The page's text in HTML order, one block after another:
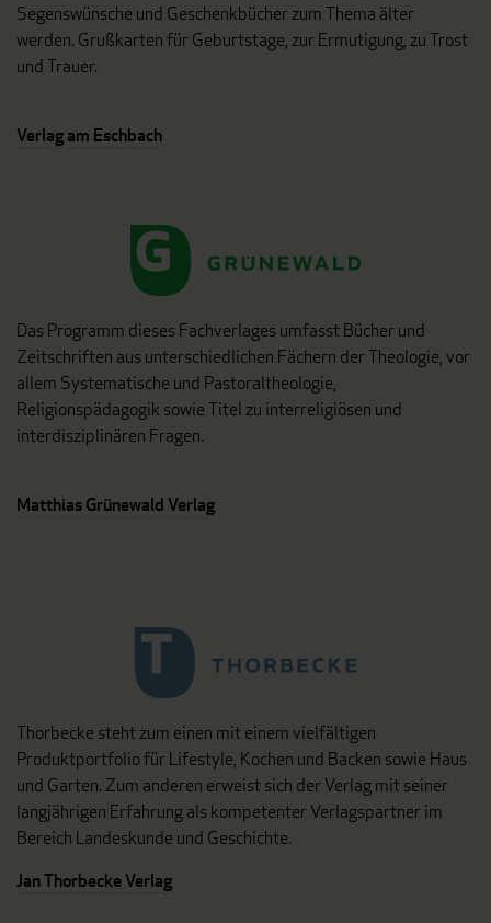
Segenswünsche und Geschenkbücher zum Thema älter
werden. Grußkarten für Geburtstage, zur Ermutigung, zu Trost
und Trauer.
Verlag am Eschbach
Das Programm dieses Fachverlages umfasst Bücher und
Zeitschriften aus unterschiedlichen Fächern der Theologie, vor
allem Systematische und Pastoraltheologie,
Religionspädagogik sowie Titel zu interreligiösen und
interdisziplinären Fragen.
Matthias Grünewald Verlag
Thorbecke steht zum einen mit einem vielfältigen
Produktportfolio für Lifestyle, Kochen und Backen sowie Haus
und Garten. Zum anderen erweist sich der Verlag mit seiner
langjährigen Erfahrung als kompetenter Verlagspartner im
Bereich Landeskunde und Geschichte.
Jan Thorbecke Verlag